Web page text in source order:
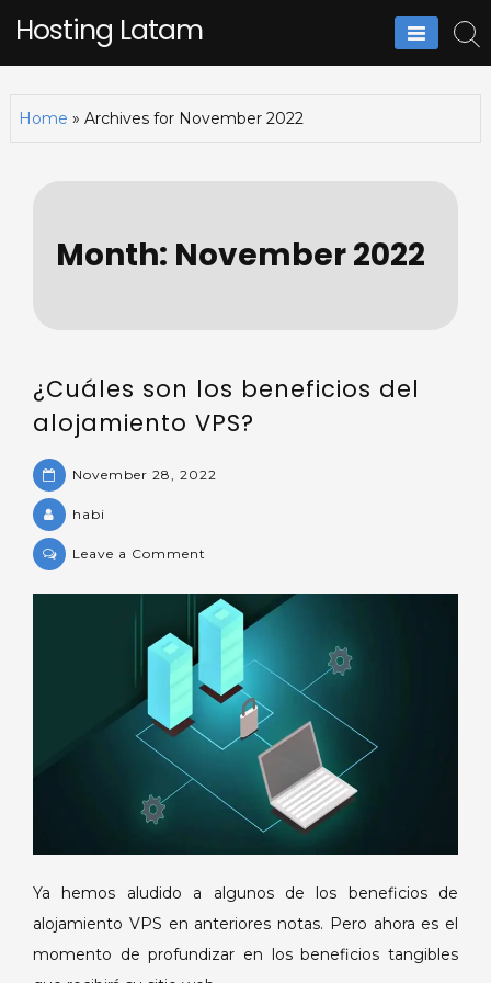
Hosting Latam
Home » Archives for November 2022
Month: November 2022
¿Cuáles son los beneficios del
alojamiento VPS?
November 28, 2022
habi
Leave a Comment
son
los
del
alojamiento
VPS?
Ya hemos aludido a algunos de los beneficios de
alojamiento VPS en anteriores notas. Pero ahora es el
momento de profundizar en los beneficios tangibles